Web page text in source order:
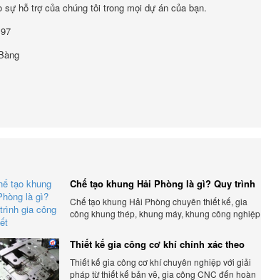
hỗ trợ của chúng tôi trong mọi dự án của bạn.
Chế tạo khung Hải Phòng là gì? Quy trình
gia công chi tiết
Chế tạo khung Hải Phòng chuyên thiết kế, gia
công khung thép, khung máy, khung công nghiệp
ưu chi phí.
Thiết kế gia công cơ khí chính xác theo
yêu cầu
Thiết kế gia công cơ khí chuyên nghiệp với giải
pháp từ thiết kế bản vẽ, gia công CNC đến hoàn